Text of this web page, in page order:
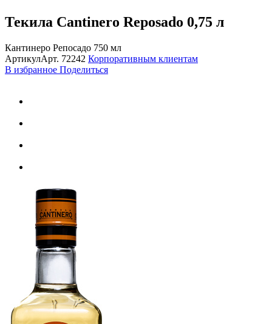
Текила Cantinero Reposado 0,75 л
Кантинеро Репосадо 750 мл
АртикулАрт. 72242 Корпоративным клиентам
В избранное Поделиться